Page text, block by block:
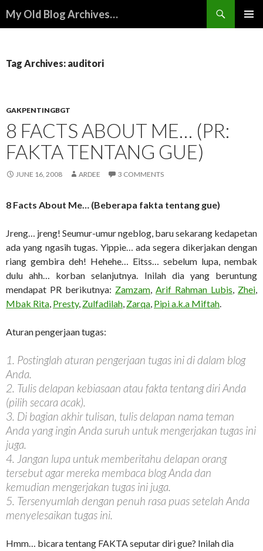
My Old Blog Archives…
Tag Archives: auditori
GAKPENTINGBGT
8 FACTS ABOUT ME… (PR:
FAKTA TENTANG GUE)
JUNE 16, 2008 ARDEE 3 COMMENTS
8 Facts About Me… (Beberapa fakta tentang gue)
Jreng… jreng! Seumur-umur ngeblog, baru sekarang kedapetan
ada yang ngasih tugas. Yippie… ada segera dikerjakan dengan
riang gembira deh! Hehehe… Eitss… sebelum lupa, nembak
dulu ahh… korban selanjutnya. Inilah dia yang beruntung
mendapat PR berikutnya: Zamzam, Arif Rahman Lubis, Zhei,
Mbak Rita, Presty, Zulfadilah, Zarqa, Pipi a.k.a Miftah.
Aturan pengerjaan tugas:
1. Postinglah aturan pengerjaan tugas ini di dalam blog
Anda.
2. Tulis delapan kebiasaan atau fakta tentang diri Anda
(pilih secara acak).
3. Di bagian akhir tulisan, tulis delapan nama teman
Anda yang ingin Anda suruh untuk mengerjakan tugas ini
juga.
4. Jangan lupa untuk memberitahu delapan orang
tersebut agar mereka membaca blog Anda dan
kemudian mengerjakan tugas ini juga.
5. Tersenyumlah dengan penuh rasa puas setelah Anda
menyelesaikan tugas ini.
Hmm… bicara tentang FAKTA seputar diri gue? Inilah dia